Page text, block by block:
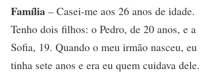
Família – Casei-me aos 26 anos de idade.
Tenho dois filhos: o Pedro, de 20 anos, e a
Sofia, 19. Quando o meu irmão nasceu, eu
tinha sete anos e era eu quem cuidava dele.